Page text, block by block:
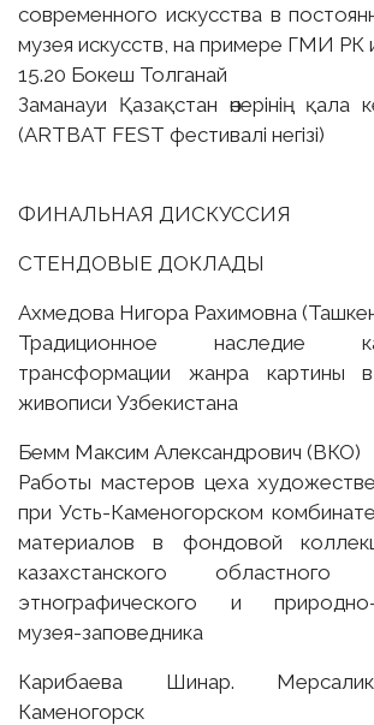
современного искусства в
музея искусств, на примере ГМИ РК
15.20 Бокеш Толганай
Заманауи Қазақстан өнерінің қала
(ARTBAT FEST фестивалі негізі)
ФИНАЛЬНАЯ ДИСКУССИЯ
СТЕНДОВЫЕ ДОКЛАДЫ
Ахмедова Нигора Рахимовна
Традиционное наследие
трансформации жанра картины
живописи Узбекистана
Бемм Максим Александрович (ВКО)
Работы мастеров цеха
при Усть-Каменогорском
материалов в фондовой
казахстанского областного
этнографического и природно-
музея-заповедника
Карибаева Шинар.
Каменогорск